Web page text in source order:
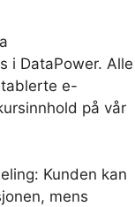
i DataPower. Alle
e-
på vår
Kunden kan
mens